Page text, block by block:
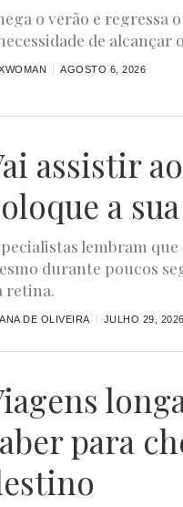
o verão e regressa
de alcançar
AGOSTO 6, 2026
assistir
a
lembram
durante poucos
retina.
DE OLIVEIRA JULHO 29, 2026
para